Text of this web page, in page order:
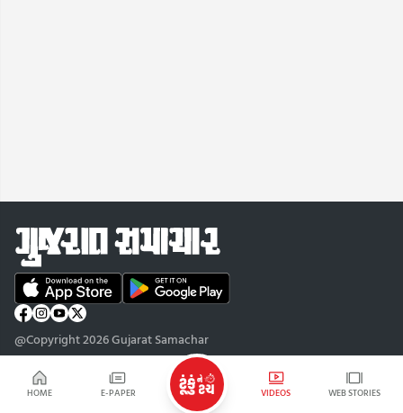
HOME E-PAPER VIDEOS WEB STORIES
@Copyright 2026 Gujarat Samachar